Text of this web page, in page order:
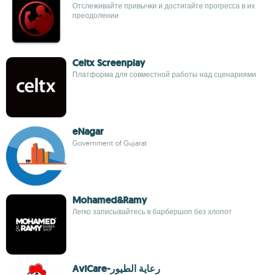
Отслеживайте привычки и достигайте прогресса в их
преодолении
Celtx Screenplay
Платформа для совместной работы над сценариями
eNagar
Government of Gujarat
Mohamed&Ramy
Легко записывайтесь в барбершоп без хлопот
AviCare-رعاية الطيور